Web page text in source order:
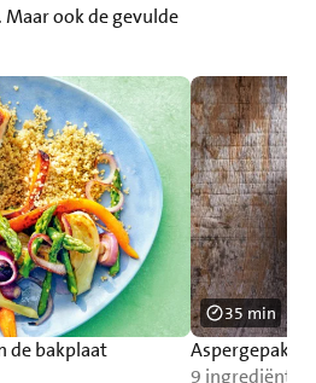
ook de gevulde
de bakplaat
9 ingrediënten
35 min